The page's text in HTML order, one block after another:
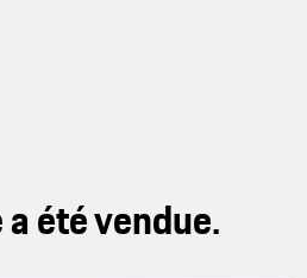
été vendue.